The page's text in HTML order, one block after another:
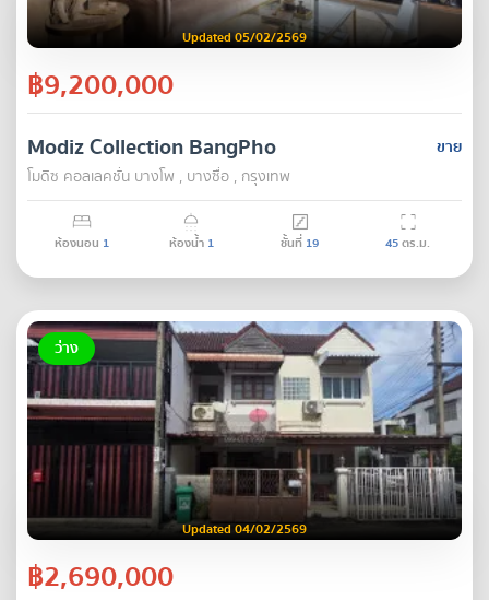
Updated 05/02/2569
฿9,200,000
ขาย
Modiz Collection BangPho
โมดิซ คอลเลคชั่น บางโพ , บางซื่อ , กรุงเทพ
ห้องนอน 1 ห้องน้ำ 1 ชั้นที่ 19 45ตร.ม.
ว่าง
Updated 04/02/2569
฿2,690,000